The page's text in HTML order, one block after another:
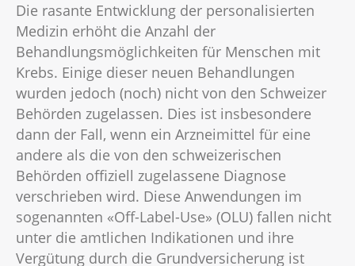
Die rasante Entwicklung der personalisierten
Medizin erhöht die Anzahl der
Behandlungsmöglichkeiten für Menschen mit
Krebs. Einige dieser neuen Behandlungen
wurden jedoch (noch) nicht von den Schweizer
Behörden zugelassen. Dies ist insbesondere
dann der Fall, wenn ein Arzneimittel für eine
andere als die von den schweizerischen
Behörden offiziell zugelassene Diagnose
verschrieben wird. Diese Anwendungen im
sogenannten «Off-Label-Use» (OLU) fallen nicht
unter die amtlichen Indikationen und ihre
Vergütung durch die Grundversicherung ist